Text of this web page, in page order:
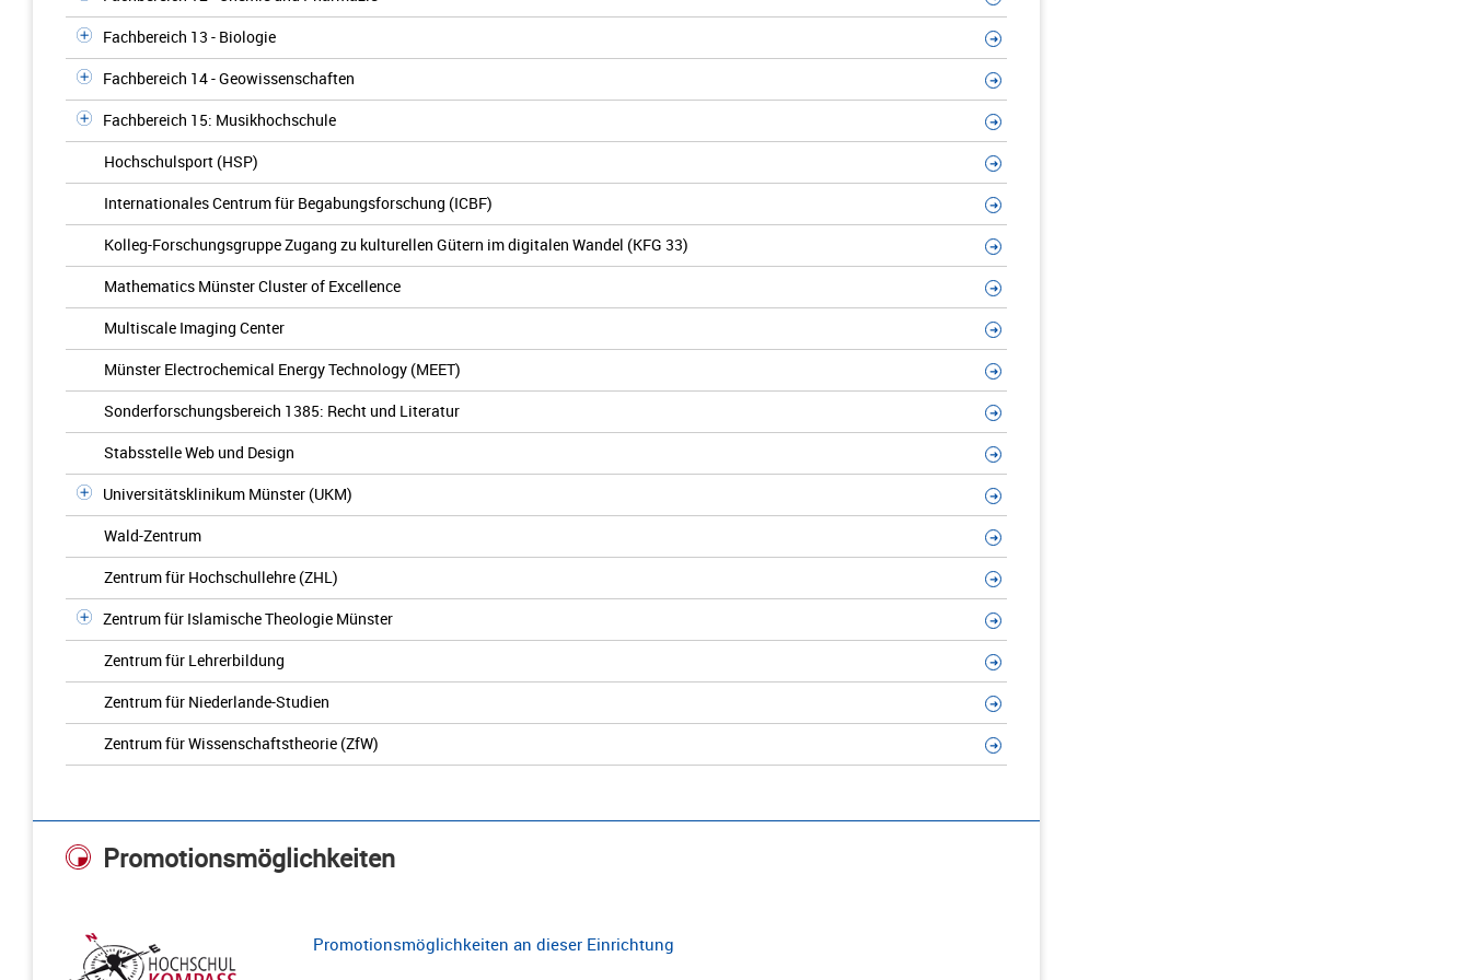
Fachbereich 13 - Biologie
Fachbereich 14 - Geowissenschaften
Fachbereich 15: Musikhochschule
Hochschulsport (HSP)
Internationales Centrum für Begabungsforschung (ICBF)
Kolleg-Forschungsgruppe Zugang zu kulturellen Gütern im digitalen Wandel (KFG 33)
Mathematics Münster Cluster of Excellence
Multiscale Imaging Center
Münster Electrochemical Energy Technology (MEET)
Sonderforschungsbereich 1385: Recht und Literatur
Stabsstelle Web und Design
Universitätsklinikum Münster (UKM)
Wald-Zentrum
Zentrum für Hochschullehre (ZHL)
Zentrum für Islamische Theologie Münster
Zentrum für Lehrerbildung
Zentrum für Niederlande-Studien
Zentrum für Wissenschaftstheorie (ZfW)
Promotionsmöglichkeiten
Promotionsmöglichkeiten an dieser Einrichtung